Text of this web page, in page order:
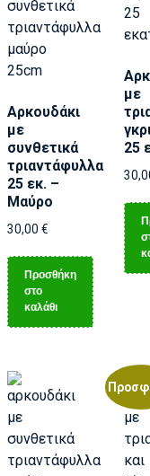
Αρκουδάκι
με
συνθετικά
τριαντάφυλλα
25 εκ. –
Μαύρο
30,00 €
Προσθήκη
στο
καλάθι
με
25